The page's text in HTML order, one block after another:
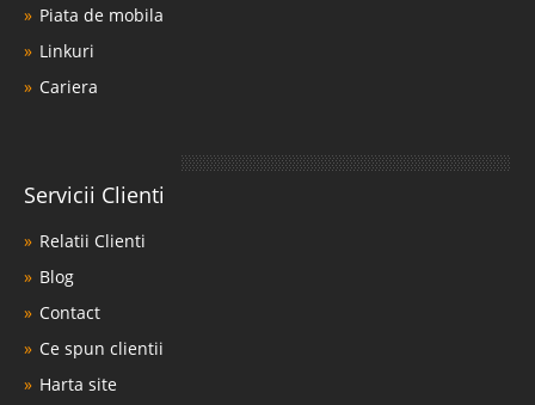
Piata de mobila
Linkuri
Cariera
Servicii Clienti
Relatii Clienti
Blog
Contact
Ce spun clientii
Harta site